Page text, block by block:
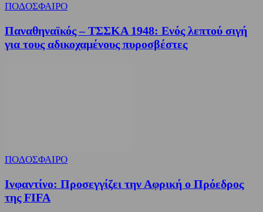
ΠΟΔΟΣΦΑΙΡΟ
Παναθηναϊκός – ΤΣΣΚΑ 1948: Ενός λεπτού σιγή
για τους αδικοχαμένους πυροσβέστες
ΠΟΔΟΣΦΑΙΡΟ
Ινφαντίνο: Προσεγγίζει την Αφρική ο Πρόεδρος
της FIFA